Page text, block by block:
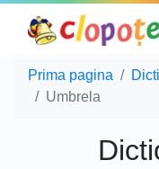
Prima pagina
Umbrela